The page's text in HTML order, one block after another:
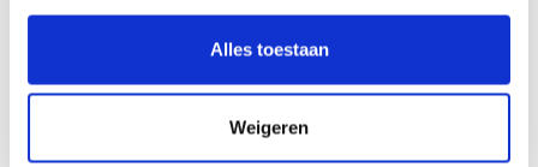
Alles toestaan
Weigeren
Heerlijkheden van Polder en Duin